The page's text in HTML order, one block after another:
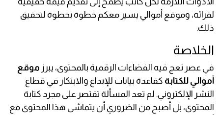
لقرائه، وموقع أموالي يسير معكم خطوة بخطوة لتحقيق
ذلك.
الخلاصة
في عصر تعج فيه الفضاءات الرقمية بالمحتوى، يبرز موقع
أموالي للكتابة كقاعدة بيانات للإبداع والابتكار في قطاع
النشر الإلكتروني. لم تعد المسألة تقتصر على مجرد كتابة
المحتوى، بل أصبح من الضروري أن يتماشى هذا المحتوى مع